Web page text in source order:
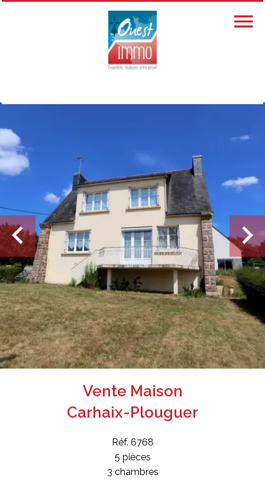
Vente Maison
Carhaix-Plouguer
Réf. 6768
5 pièces
3 chambres